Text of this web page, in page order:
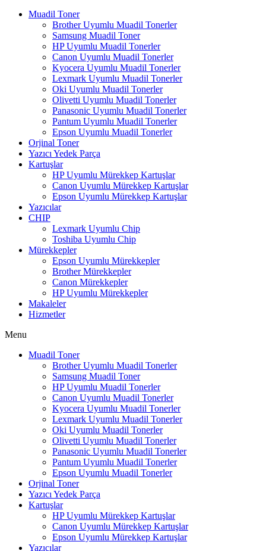
Muadil Toner
Brother Uyumlu Muadil Tonerler
Samsung Muadil Toner
HP Uyumlu Muadil Tonerler
Canon Uyumlu Muadil Tonerler
Kyocera Uyumlu Muadil Tonerler
Lexmark Uyumlu Muadil Tonerler
Oki Uyumlu Muadil Tonerler
Olivetti Uyumlu Muadil Tonerler
Panasonic Uyumlu Muadil Tonerler
Pantum Uyumlu Muadil Tonerler
Epson Uyumlu Muadil Tonerler
Orjinal Toner
Yazıcı Yedek Parça
Kartuşlar
HP Uyumlu Mürekkep Kartuşlar
Canon Uyumlu Mürekkep Kartuşlar
Epson Uyumlu Mürekkep Kartuşlar
Yazıcılar
CHIP
Lexmark Uyumlu Chip
Toshiba Uyumlu Chip
Mürekkepler
Epson Uyumlu Mürekkepler
Brother Mürekkepler
Canon Mürekkepler
HP Uyumlu Mürekkepler
Makaleler
Hizmetler
Menu
Muadil Toner
Brother Uyumlu Muadil Tonerler
Samsung Muadil Toner
HP Uyumlu Muadil Tonerler
Canon Uyumlu Muadil Tonerler
Kyocera Uyumlu Muadil Tonerler
Lexmark Uyumlu Muadil Tonerler
Oki Uyumlu Muadil Tonerler
Olivetti Uyumlu Muadil Tonerler
Panasonic Uyumlu Muadil Tonerler
Pantum Uyumlu Muadil Tonerler
Epson Uyumlu Muadil Tonerler
Orjinal Toner
Yazıcı Yedek Parça
Kartuşlar
HP Uyumlu Mürekkep Kartuşlar
Canon Uyumlu Mürekkep Kartuşlar
Epson Uyumlu Mürekkep Kartuşlar
Yazıcılar